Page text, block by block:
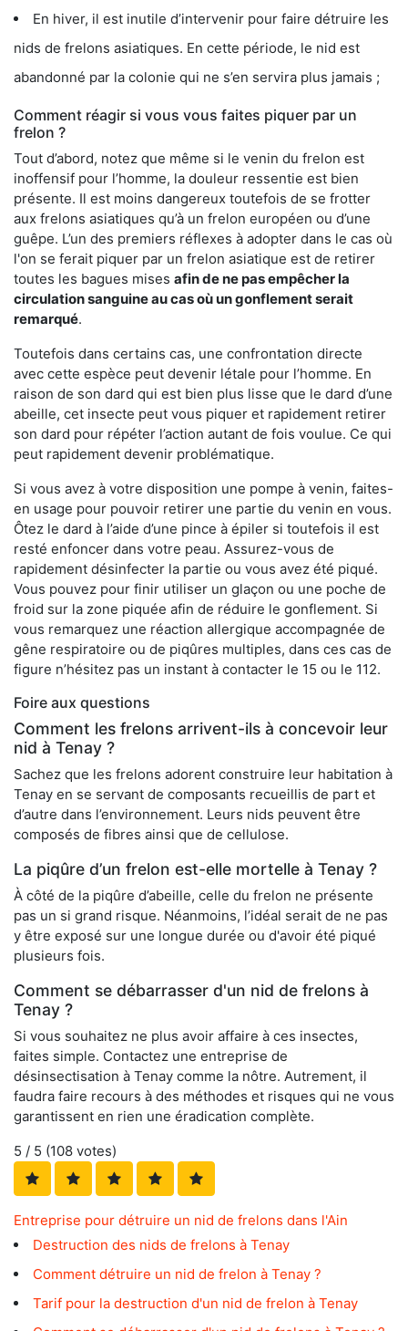
En hiver, il est inutile d’intervenir pour faire détruire les
nids de frelons asiatiques. En cette période, le nid est
abandonné par la colonie qui ne s’en servira plus jamais ;
Comment réagir si vous vous faites piquer par un
frelon ?
Tout d’abord, notez que même si le venin du frelon est
inoffensif pour l’homme, la douleur ressentie est bien
présente. Il est moins dangereux toutefois de se frotter
aux frelons asiatiques qu’à un frelon européen ou d’une
guêpe. L’un des premiers réflexes à adopter dans le cas où
l'on se ferait piquer par un frelon asiatique est de retirer
toutes les bagues mises afin de ne pas empêcher la
circulation sanguine au cas où un gonflement serait
remarqué.
Toutefois dans certains cas, une confrontation directe
avec cette espèce peut devenir létale pour l’homme. En
raison de son dard qui est bien plus lisse que le dard d’une
abeille, cet insecte peut vous piquer et rapidement retirer
son dard pour répéter l’action autant de fois voulue. Ce qui
peut rapidement devenir problématique.
Si vous avez à votre disposition une pompe à venin, faites-
en usage pour pouvoir retirer une partie du venin en vous.
Ôtez le dard à l’aide d’une pince à épiler si toutefois il est
resté enfoncer dans votre peau. Assurez-vous de
rapidement désinfecter la partie ou vous avez été piqué.
Vous pouvez pour finir utiliser un glaçon ou une poche de
froid sur la zone piquée afin de réduire le gonflement. Si
vous remarquez une réaction allergique accompagnée de
gêne respiratoire ou de piqûres multiples, dans ces cas de
figure n’hésitez pas un instant à contacter le 15 ou le 112.
Foire aux questions
Comment les frelons arrivent-ils à concevoir leur
nid à Tenay ?
Sachez que les frelons adorent construire leur habitation à
Tenay en se servant de composants recueillis de part et
d’autre dans l’environnement. Leurs nids peuvent être
composés de fibres ainsi que de cellulose.
La piqûre d’un frelon est-elle mortelle à Tenay ?
À côté de la piqûre d’abeille, celle du frelon ne présente
pas un si grand risque. Néanmoins, l’idéal serait de ne pas
y être exposé sur une longue durée ou d'avoir été piqué
plusieurs fois.
Comment se débarrasser d'un nid de frelons à
Tenay ?
Si vous souhaitez ne plus avoir affaire à ces insectes,
faites simple. Contactez une entreprise de
désinsectisation à Tenay comme la nôtre. Autrement, il
faudra faire recours à des méthodes et risques qui ne vous
garantissent en rien une éradication complète.
5 / 5 (108 votes)
Entreprise pour détruire un nid de frelons dans l'Ain
Destruction des nids de frelons à Tenay
Comment détruire un nid de frelon à Tenay ?
Tarif pour la destruction d'un nid de frelon à Tenay